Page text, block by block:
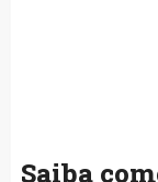
Saiba